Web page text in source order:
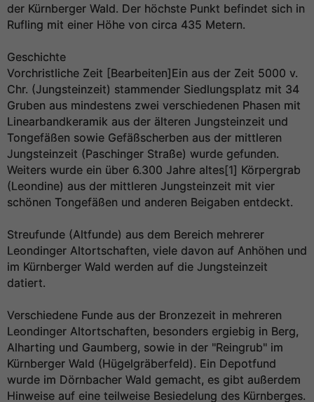
der Kürnberger Wald. Der höchste Punkt befindet sich in
Rufling mit einer Höhe von circa 435 Metern.
Geschichte
Vorchristliche Zeit [Bearbeiten]Ein aus der Zeit 5000 v.
Chr. (Jungsteinzeit) stammender Siedlungsplatz mit 34
Gruben aus mindestens zwei verschiedenen Phasen mit
Linearbandkeramik aus der älteren Jungsteinzeit und
Tongefäßen sowie Gefäßscherben aus der mittleren
Jungsteinzeit (Paschinger Straße) wurde gefunden.
Weiters wurde ein über 6.300 Jahre altes[1] Körpergrab
(Leondine) aus der mittleren Jungsteinzeit mit vier
schönen Tongefäßen und anderen Beigaben entdeckt.
Streufunde (Altfunde) aus dem Bereich mehrerer
Leondinger Altortschaften, viele davon auf Anhöhen und
im Kürnberger Wald werden auf die Jungsteinzeit
datiert.
Verschiedene Funde aus der Bronzezeit in mehreren
Leondinger Altortschaften, besonders ergiebig in Berg,
Alharting und Gaumberg, sowie in der "Reingrub" im
Kürnberger Wald (Hügelgräberfeld). Ein Depotfund
wurde im Dörnbacher Wald gemacht, es gibt außerdem
Hinweise auf eine teilweise Besiedelung des Kürnberges.